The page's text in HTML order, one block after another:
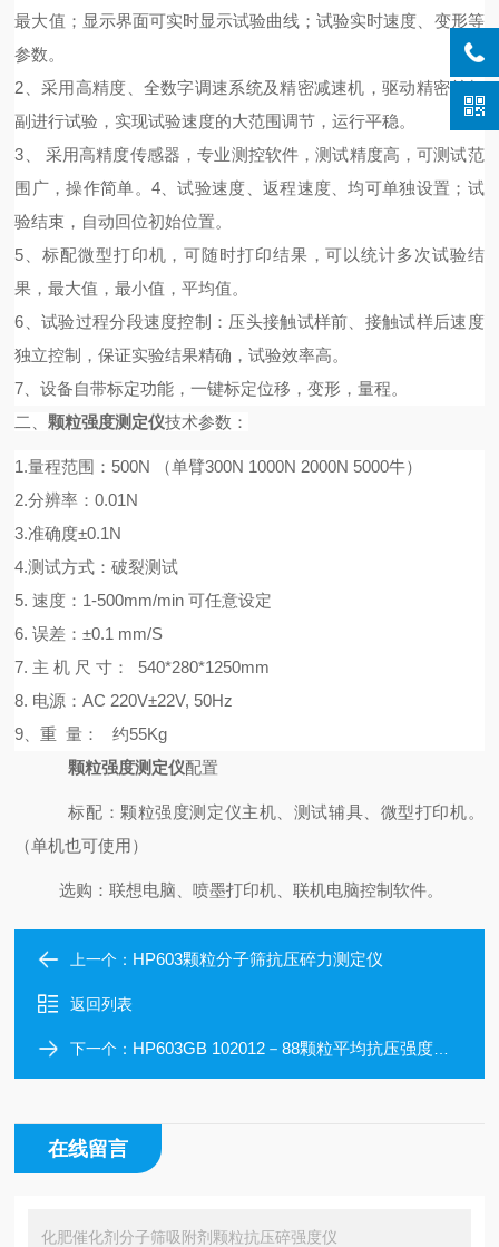
最大值； 显示界面可实时显示试验曲线；试验实时速度、变形等
参数。
2 、采用高精度、全数字调速系统及精密减速机，驱动精密丝杠
副进行试验，实现试验速度的大范围调节，运行平稳。
3
采用高精度传感器 ，专业测控软件，测试精度高，可测试范
围广，操作简单。 4、试验速度、返程速度、均可单独设置；试
验结束，自动回位初始位置。
5、标配微型打印机，可随时打印结果，可以统计多次试验结
果，最大值，最小值，平均值。
6、试验过程分段速度控制：压头接触试样前、接触试样后速度
独立控制，保证实验结果精确，试验效率高。
7 、设备自带标定功能，一键标定位移，变形，量程。
二、颗粒强度测定仪技术参数：
1.量程范围：500N （单臂300N 1000N 2000N 5000牛）
2.分辨率：0.01N
3.准确度±0.1N
4.测试方式：破裂测试
5. 速度：1-500mm/min 可任意设定
6. 误差：±0.1 mm/S
7. 主 机 尺 寸： 540*280*1250mm
8. 电源：AC 220V±22V, 50Hz
9、重 量： 约55Kg
颗粒强度测定仪配置
标配：颗粒强度测定仪主机、测试辅具、微型打印机。
（单机也可使用）
选购：联想电脑、喷墨打印机、联机电脑控制软件。
上一个： HP603颗粒分子筛抗压碎力测定仪
返回列表
下一个： HP603GB 102012－88颗粒平均抗压强度测定仪
在线留言